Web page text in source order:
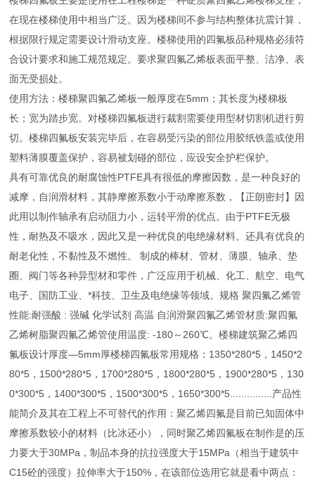
在现在楼梯使用中相当广泛。因为楼梯间不参与结构整体抗震计算，
根据限行规定需要设计滑动支座。楼梯使用的四氟板品种规格必须符
合设计要求和施工规范规定。要求聚四氟乙烯板表面平整、洁净、表
面无受损处。
使用方法：楼梯聚四氟乙烯板一般厚度在5mm；其长度为楼梯板
长；宽为踏步宽。对楼梯四氟板进行裁割需要使用型材切割机进行剪
切。楼梯四氟板安装完毕后，在容易受污染的部位用胶纸铁盖或使用
塑料薄膜覆盖保护，容易被划碰的部位，应设安全护栏保护。
具有可靠优良的耐腐蚀性PTFE具有很低的摩擦因数，是一种良好的
减摩，自润滑材料，其静摩擦系数小于动摩擦系数，【正朗密封】因
此用以制作轴承有启动阻力小，运转平滑的优点。由于PTFE无极
性，耐热及不吸水，因此又是一种优良的电绝缘材料。还具有优良的
耐老化性，不黏性及不燃性。 制成的棒材、管材、薄膜、轴承、垫
圈、阀门等各种异型材和零件，广泛应用于机械、化工、航空、电气
电子、国防工业、*科技、卫生及电绝缘等领域。规格 聚四氟乙烯管
性能:耐强酸 : 强碱 化学试剂 高温 自润滑聚四氟乙烯管材质:聚四氟
乙烯树脂聚四氟乙烯管使用温度: -180～260℃。楼梯建筑聚乙烯四
氟板设计厚度—5mm厚楼梯四氟板常用规格：1350*280*5，1450*2
80*5，1500*280*5，1700*280*5，1800*280*5，1900*280*5，130
0*300*5，1400*300*5，1500*300*5，1650*300*5...............产品性
能简介及其在工程上不可替代的作用：聚乙烯四氟是目前已知固体中
摩擦系数较小的材料（比冰还小），同时聚乙烯四氟板在制作是的压
力要大于30MPa，制品本身的抗拉强度大于15MPa（相当于建筑中
C15砼的强度）拉伸率大于150%，在该部位选用它就是看中两点：